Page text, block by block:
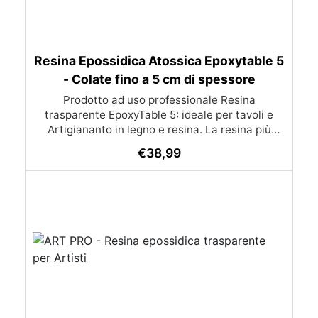
Resina Epossidica Atossica Epoxytable 5
- Colate fino a 5 cm di spessore
Prodotto ad uso professionale Resina
trasparente EpoxyTable 5: ideale per tavoli e
Artigiananto in legno e resina. La resina più
perfetta per colate di alto spessore fino a 5 cm.
Applicazioni Principali: Realizzazione di tavoli in
monete, pietre, ecc) Colate riempitive in
spessore dentro stampi e cassaforme
Caratteristiche principali: ✅ Bassissima
€38,99